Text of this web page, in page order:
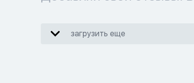
загрузить еще